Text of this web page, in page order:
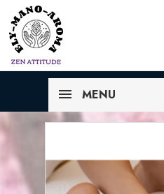
MENU